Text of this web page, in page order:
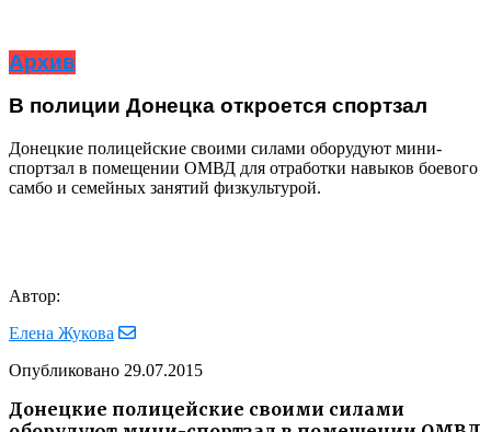
Архив
В полиции Донецка откроется спортзал
Донецкие полицейские своими силами оборудуют мини-
спортзал в помещении ОМВД для отработки навыков боевого
самбо и семейных занятий физкультурой.
Автор:
Елена Жукова
Опубликовано 29.07.2015
Донецкие полицейские своими силами